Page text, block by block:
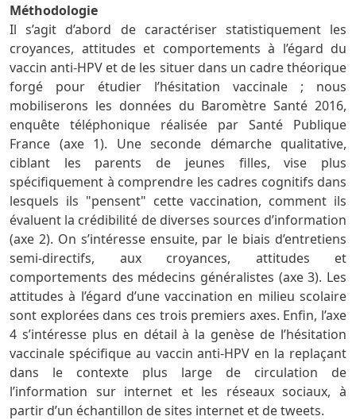
Méthodologie
Il s’agit d’abord de caractériser statistiquement les
croyances, attitudes et comportements à l’égard du
vaccin anti-HPV et de les situer dans un cadre théorique
forgé pour étudier l’hésitation vaccinale ; nous
mobiliserons les données du Baromètre Santé 2016,
enquête téléphonique réalisée par Santé Publique
France (axe 1). Une seconde démarche qualitative,
ciblant les parents de jeunes filles, vise plus
spécifiquement à comprendre les cadres cognitifs dans
lesquels ils "pensent" cette vaccination, comment ils
évaluent la crédibilité de diverses sources d’information
(axe 2). On s’intéresse ensuite, par le biais d’entretiens
semi-directifs, aux croyances, attitudes et
comportements des médecins généralistes (axe 3). Les
attitudes à l’égard d’une vaccination en milieu scolaire
sont explorées dans ces trois premiers axes. Enfin, l’axe
4 s’intéresse plus en détail à la genèse de l’hésitation
vaccinale spécifique au vaccin anti-HPV en la replaçant
dans le contexte plus large de circulation de
l’information sur internet et les réseaux sociaux, à
partir d’un échantillon de sites internet et de tweets.